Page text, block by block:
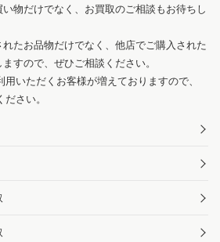
物だけでなく、お買取のご相談もお待ちし
たお品物だけでなく、他店でご購入された
すので、ぜひご相談ください。
いただくお客様が増えておりますので、
さい。